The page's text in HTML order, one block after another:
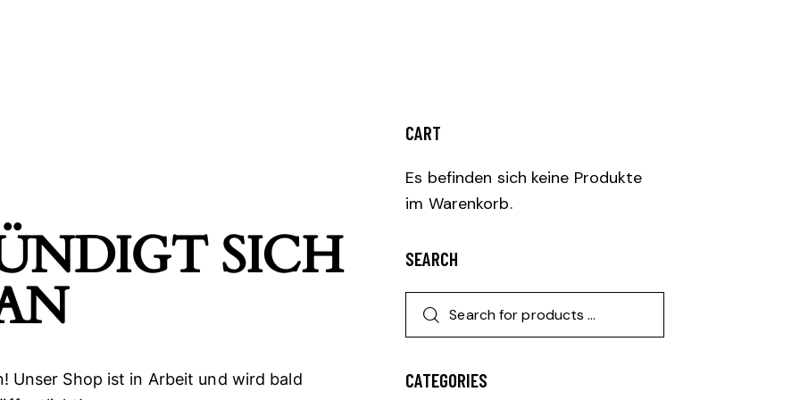
SICH A
Unser Shop ist in Arbeit und wird bald
CART
Es befinden sich keine Produkte
im Warenkorb.
SEARCH
CATEGORIES